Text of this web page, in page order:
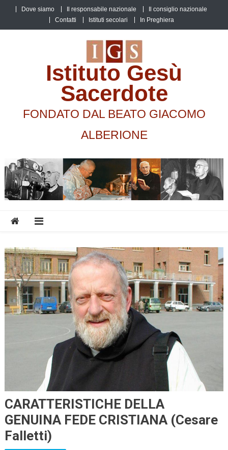
content
Dove siamo Il responsabile nazionale
Il consiglio nazionale
Contatti
Istituti secolari In Preghiera
Istituto Gesù
Sacerdote
FONDATO DAL BEATO GIACOMO
ALBERIONE
CARATTERISTICHE DELLA
GENUINA FEDE CRISTIANA (Cesare
Falletti)